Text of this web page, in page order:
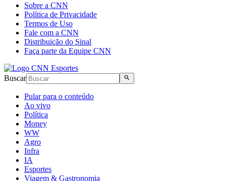
Sobre a CNN
Política de Privacidade
Termos de Uso
Fale com a CNN
Distribuição do Sinal
Faça parte da Equipe CNN
Buscar
Pular para o conteúdo
Ao vivo
Política
Money
WW
Agro
Infra
IA
Esportes
Viagem & Gastronomia